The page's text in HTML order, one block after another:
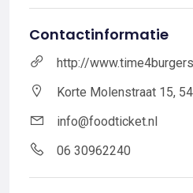
Contactinformatie
http://
Korte Molenstraat 15,
info@foodticket.nl
06 30962240